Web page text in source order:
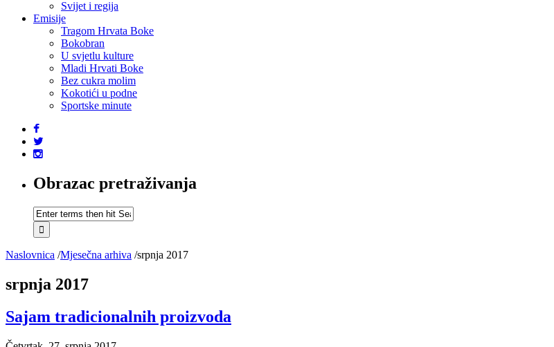
Svijet i regija
Emisije
Tragom Hrvata Boke
Bokobran
U svjetlu kulture
Mladi Hrvati Boke
Bez cukra molim
Kokotići u podne
Sportske minute
Obrazac pretraživanja
Naslovnica /Mjesečna arhiva /srpnja 2017
srpnja 2017
Sajam tradicionalnih proizvoda